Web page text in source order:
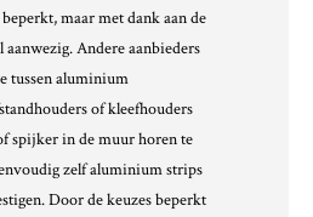
maar met dank aan de
Andere aanbieders
tussen aluminium
of kleefhouders
spijker in de muur horen te
zelf aluminium strips
Door de keuzes beperkt